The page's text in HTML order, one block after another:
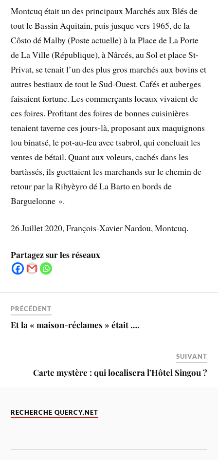
Montcuq était un des principaux Marchés aux Blés de
tout le Bassin Aquitain, puis jusque vers 1965, de la
Côsto dé Malby (Poste actuelle) à la Place de La Porte
de La Ville (République), à Nârcés, au Sol et place St-
Privat, se tenait l’un des plus gros marchés aux bovins et
autres bestiaux de tout le Sud-Ouest. Cafés et auberges
faisaient fortune. Les commerçants locaux vivaient de
ces foires. Profitant des foires de bonnes cuisinières
tenaient taverne ces jours-là, proposant aux maquignons
lou binatsé, le pot-au-feu avec tsabrol, qui concluait les
ventes de bétail. Quant aux voleurs, cachés dans les
bartàssés, ils guettaient les marchands sur le chemin de
retour par la Ribyèyro dé La Barto en bords de
Barguelonne ».
26 Juillet 2020, François-Xavier Nardou, Montcuq.
Partagez sur les réseaux
PRÉCÉDENT
Et la « maison-réclames » était ….
SUIVANT
Carte mystère : qui localisera l’Hôtel Singou ?
RECHERCHE QUERCY.NET